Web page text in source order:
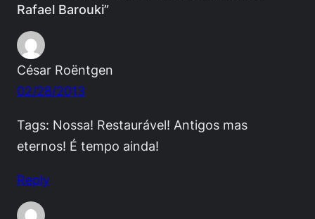
Rafael Barouki”
César Roëntgen
02/28/2013
Tags: Nossa! Restaurável! Antigos mas
eternos! É tempo ainda!
Reply